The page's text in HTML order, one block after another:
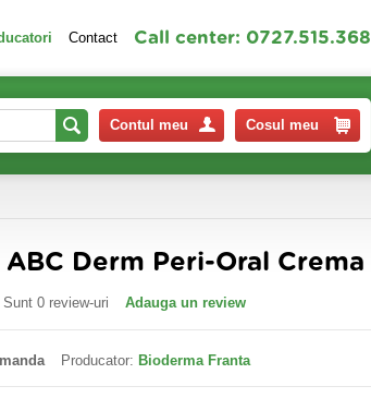
Contact Call center: 0727.515.368
Contul meu Cosul meu
Derm Peri-Oral Crema
Sunt 0 review-uri Adauga un review
Producator: Bioderma Franta